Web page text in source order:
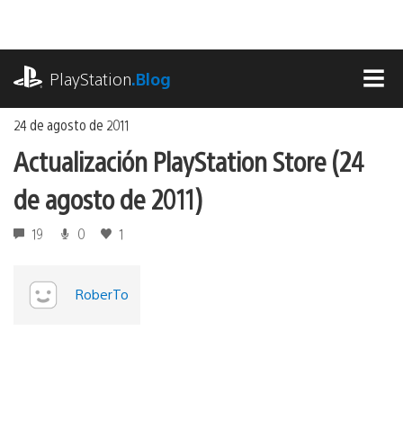
contenido
PlayStation.Blog
24 de agosto de 2011
Actualización PlayStation Store (24
de agosto de 2011)
19 0 1
RoberTo